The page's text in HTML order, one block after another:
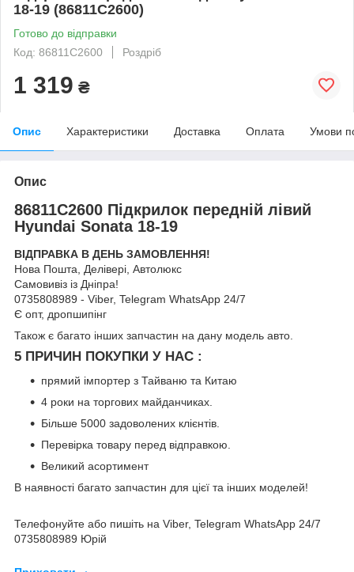
18-19 (86811C2600)
Готово до відправки
Код: 86811C2600
Роздріб
1 319 ₴
Опис Характеристики Доставка Оплата Умови
Опис
86811C2600 Підкрилок передній лівий
Hyundai Sonata 18-19
ВІДПРАВКА В ДЕНЬ ЗАМОВЛЕННЯ!
Нова Пошта, Делівері, Автолюкс
Самовивіз із Дніпра!
0735808989 - Viber, Telegram WhatsApp 24/7
Є опт, дропшипінг
Також є багато інших запчастин на дану модель авто.
5 ПРИЧИН ПОКУПКИ У НАС :
прямий імпортер з Тайваню та Китаю
4 роки на торгових майданчиках.
Більше 5000 задоволених клієнтів.
Перевірка товару перед відправкою.
Великий асортимент
В наявності багато запчастин для цієї та інших моделей!
Телефонуйте або пишіть на Viber, Telegram WhatsApp 24/7
0735808989 Юрій